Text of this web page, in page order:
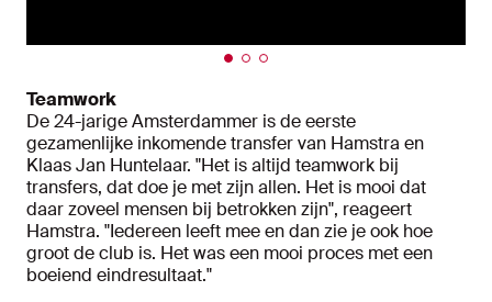
Teamwork
De 24-jarige Amsterdammer is de eerste
gezamenlijke inkomende transfer van Hamstra en
Klaas Jan Huntelaar. "Het is altijd teamwork bij
transfers, dat doe je met zijn allen. Het is mooi dat
daar zoveel mensen bij betrokken zijn", reageert
Hamstra. "Iedereen leeft mee en dan zie je ook hoe
groot de club is. Het was een mooi proces met een
boeiend eindresultaat."